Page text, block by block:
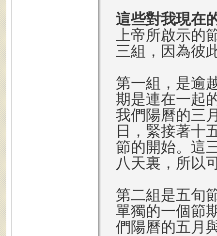
這些對我現在
上帝所啟示的
三組，因為彼
第一組，是逾
期是連在一起
我們陽曆的三
日，緊接著十
節的開始。這
八天裏，所以
第二組是五旬
單獨的一個節
們陽曆的五月